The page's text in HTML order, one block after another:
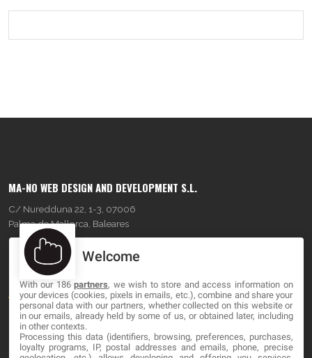
MA-NO WEB DESIGN AND DEVELOPMENT S.L.
C/ Nuredduna 22, 1-3, 07006
Palma de Mallorca, Baleares
OUR COMPANY
About
Blog
Contact
Welcome
With our 186partners, we wish to store and access information on
your devices (cookies, pixels in emails, etc.), combine and share your
personal data with our partners, whether collected on this website or
in our emails, already held by some of us, or obtained later, including
in other contexts.
Processing this data (identifiers, browsing, preferences, purchases,
loyalty programs, IP, postal addresses and emails, phone, precise